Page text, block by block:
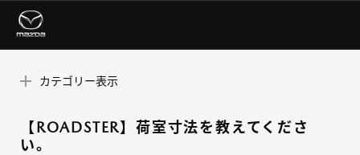
カテゴリー表示
【ROADSTER】荷室寸法を教えてくださ
い。